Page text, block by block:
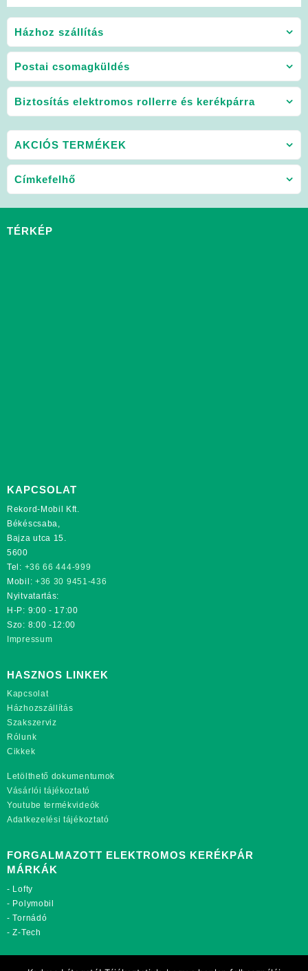
Házhoz szállítás
Postai csomagküldés
Biztosítás elektromos rollerre és kerékpárra
was:
000Ft.
is:
AKCIÓS TERMÉKEK
Címkefelhő
TÉRKÉP
KAPCSOLAT
Rekord-Mobil Kft.
Békéscsaba,
Bajza utca 15.
5600
Tel: +36 66 444-999
Mobil: +36 30 9451-436
Nyitvatartás:
H-P: 9:00 - 17:00
Szo: 8:00 -12:00
Impressum
HASZNOS LINKEK
Kapcsolat
Házhozszállítás
Szakszerviz
Rólunk
Cikkek
Letölthető dokumentumok
Vásárlói tájékoztató
Youtube termékvideók
Adatkezelési tájékoztató
FORGALMAZOTT ELEKTROMOS KERÉKPÁR
MÁRKÁK
- Lofty
- Polymobil
-Tornádó
-Z-Tech